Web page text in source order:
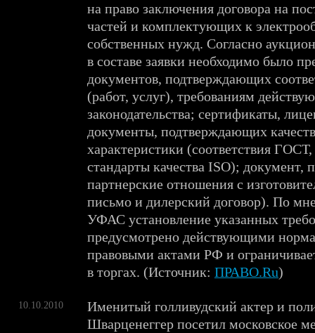
на право заключения договора на
частей и комплектующих к
собственных нужд. Согласно
в составе заявки необходимо было
документов, подтверждающих
(работ, услуг), требованиям
законодательства; сертификаты,
документы, подтверждающих
характеристики (соответствия
стандарты качества ISO);
партнерские отношения с
письмо и дилерский договор). По
УФАС установление указанных
предусмотрено действующими
правовыми актами РФ и
в торгах. (Источник: ПРАВО.Ru)
10.10.2010
Именитый голливудский актер и
Шварценеггер посетил московское